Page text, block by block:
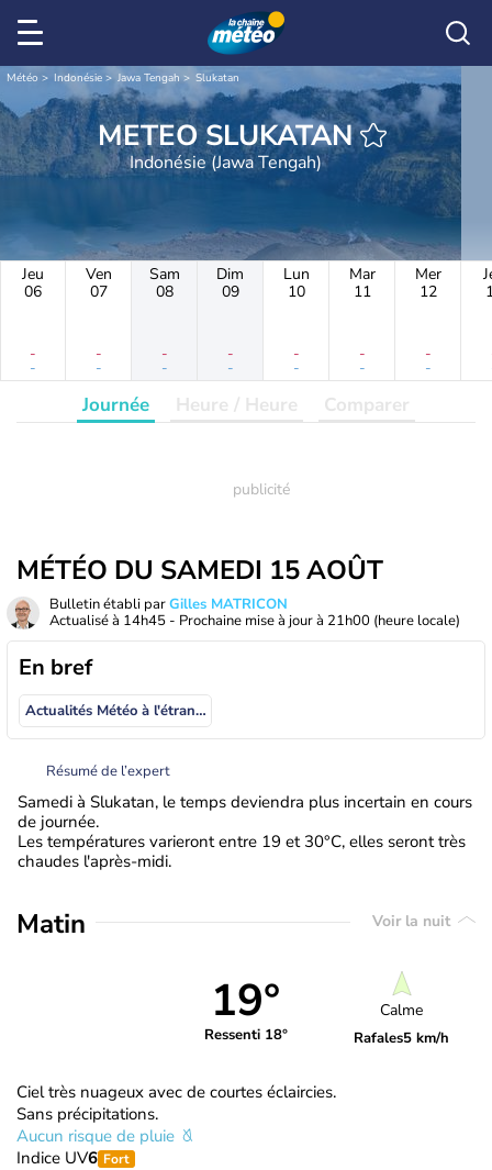
Météo Indonésie Jawa Tengah Slukatan
METEO SLUKATAN
Indonésie (Jawa Tengah)
Jeu
06
-
-
Ven
07
-
-
Sam
08
-
-
Dim
09
-
-
Lun
10
-
-
Mar
11
-
-
Mer
12
-
-
Journée Heure / Heure Comparer
MÉTÉO DU SAMEDI 15 AOÛT
Bulletin établi parGilles MATRICON
Actualisé à 14h45 - Prochaine mise à jour à 21h00 (heure locale)
En bref
Actualités Météo à l'étranger
Résumé de l’expert
Samedi à Slukatan, le temps deviendra plus incertain en cours
de journée.
Les températures varieront entre 19 et 30°C, elles seront très
chaudes l'après-midi.
Matin Voir la nuit
19°
Ressenti 18°
Calme
Rafales5 km/h
Ciel très nuageux avec de courtes éclaircies.
Sans précipitations.
Aucun risque de pluie
Indice UV6 Fort